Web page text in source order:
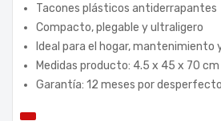
Tacones plásticos antiderrapantes
Compacto, plegable y ultraligero
Ideal para el hogar, mantenimiento
Medidas producto: 4.5 x 45 x 70
Garantía: 12 meses por